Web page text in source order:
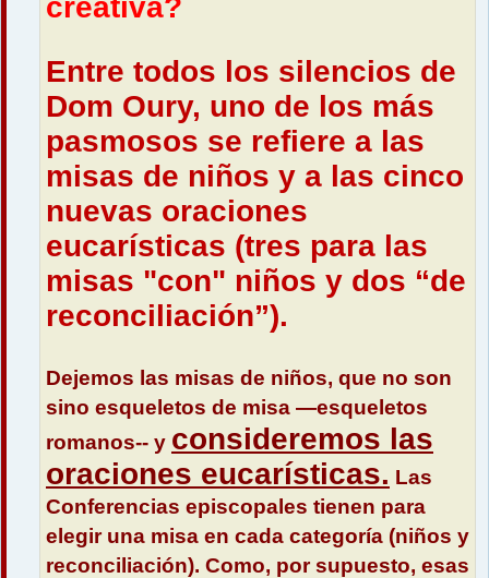
creativa?
Entre todos los silencios de
Dom Oury, uno de los más
pasmosos se refiere a las
misas de niños y a las cinco
nuevas oraciones
eucarísticas (tres para las
misas "con" niños y dos “de
reconciliación”).
Dejemos las misas de niños, que no son
sino esqueletos de misa —esqueletos
romanos-- y consideremos las
oraciones eucarísticas. Las
Conferencias episcopales tienen para
elegir una misa en cada categoría (niños y
reconciliación). Como, por supuesto, esas